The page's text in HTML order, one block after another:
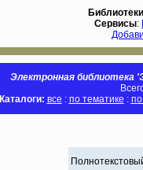
Библиотеки
Сервисы:
Электронная библиотека
Каталоги: все : по тематике :